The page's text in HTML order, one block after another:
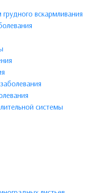
вскармливания
системы